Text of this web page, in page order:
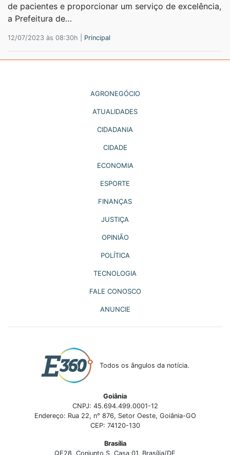
de pacientes e proporcionar um serviço de excelência,
a Prefeitura de…
12/07/2023 às 08:30h | Principal
AGRONEGÓCIO
ATUALIDADES
CIDADANIA
CIDADE
ECONOMIA
ESPORTE
FINANÇAS
JUSTIÇA
OPINIÃO
POLÍTICA
TECNOLOGIA
FALE CONOSCO
ANUNCIE
Todos os ângulos da notícia.
Goiânia
CNPJ: 45.694.499.0001-12
Endereço: Rua 22, n° 876, Setor Oeste, Goiânia-GO
CEP: 74120-130
Brasília
QE28, Conjunto S, Casa 01, Brasília/DF